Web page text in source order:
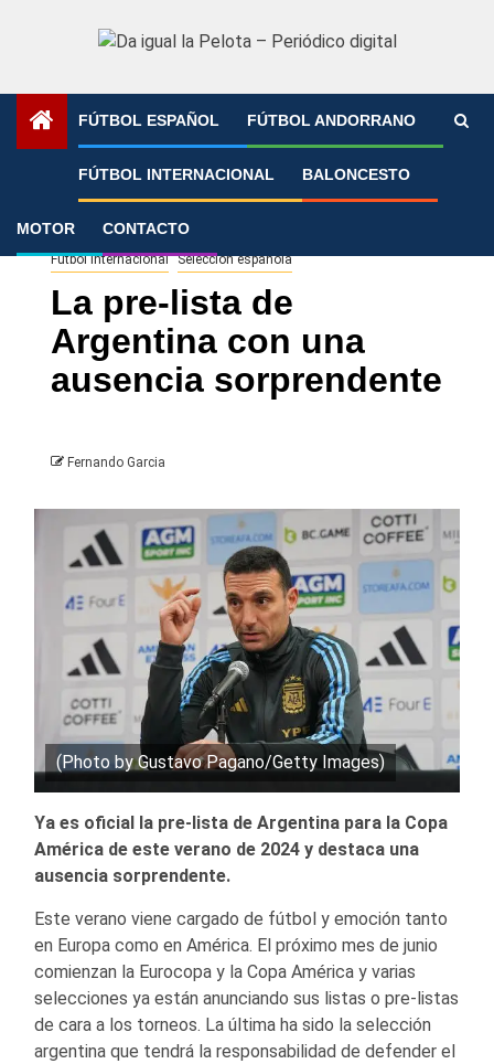
FÚTBOL ESPAÑOL FÚTBOL ANDORRANO
FÚTBOL INTERNACIONAL BALONCESTO
MOTOR CONTACTO
»
Fútbol Internacional Selección española
La pre-lista de
Argentina con una
ausencia sorprendente
Fernando Garcia
(Photo by Gustavo Pagano/Getty Images)
Ya es oficial la pre-lista de Argentina para la Copa
América de este verano de 2024 y destaca una
ausencia sorprendente.
Este verano viene cargado de fútbol y emoción tanto
en Europa como en América. El próximo mes de junio
comienzan la Eurocopa y la Copa América y varias
selecciones ya están anunciando sus listas o pre-listas
de cara a los torneos. La última ha sido la selección
argentina que tendrá la responsabilidad de defender el